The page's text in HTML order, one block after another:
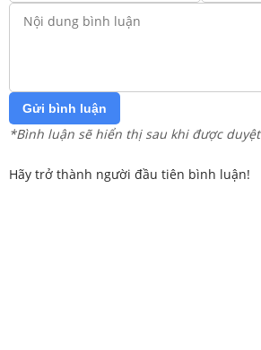
Gửi bình luận
*Bình luận sẽ hiển thị sau khi được duyệt
Hãy trở thành người đầu tiên bình luận!